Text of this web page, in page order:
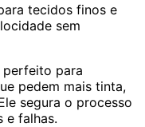
tecidos finos e
sem
para
pedem mais tinta,
segura o processo
e falhas.